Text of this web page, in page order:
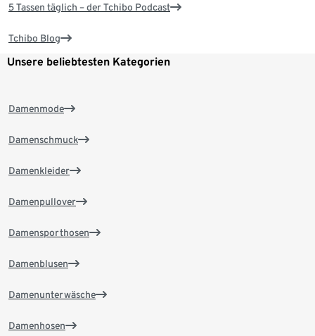
5 Tassen täglich – der Tchibo Podcast
Tchibo Blog
Unsere beliebtesten Kategorien
Damenmode
Damenschmuck
Damenkleider
Damenpullover
Damensporthosen
Damenblusen
Damenunterwäsche
Damenhosen